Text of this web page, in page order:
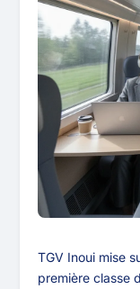
TGV Inoui mise
première classe